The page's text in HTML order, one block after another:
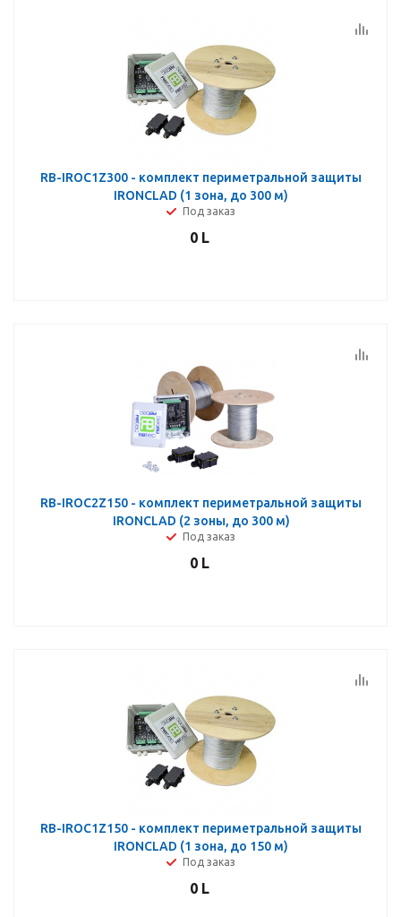
RB-IROC1Z300 - комплект периметральной защиты
IRONCLAD (1 зона, до 300 м)
Под заказ
0L
RB-IROC2Z150 - комплект периметральной защиты
IRONCLAD (2 зоны, до 300 м)
Под заказ
0L
RB-IROC1Z150 - комплект периметральной защиты
IRONCLAD (1 зона, до 150 м)
Под заказ
0L